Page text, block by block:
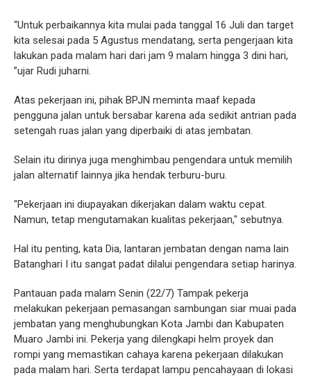
“Untuk perbaikannya kita mulai pada tanggal 16 Juli dan target
kita selesai pada 5 Agustus mendatang, serta pengerjaan kita
lakukan pada malam hari dari jam 9 malam hingga 3 dini hari,
”ujar Rudi juharni.
Atas pekerjaan ini, pihak BPJN meminta maaf kepada
pengguna jalan untuk bersabar karena ada sedikit antrian pada
setengah ruas jalan yang diperbaiki di atas jembatan.
Selain itu dirinya juga menghimbau pengendara untuk memilih
jalan alternatif lainnya jika hendak terburu-buru.
"Pekerjaan ini diupayakan dikerjakan dalam waktu cepat.
Namun, tetap mengutamakan kualitas pekerjaan," sebutnya.
Hal itu penting, kata Dia, lantaran jembatan dengan nama lain
Batanghari I itu sangat padat dilalui pengendara setiap harinya.
Pantauan pada malam Senin (22/7) Tampak pekerja
melakukan pekerjaan pemasangan sambungan siar muai pada
jembatan yang menghubungkan Kota Jambi dan Kabupaten
Muaro Jambi ini. Pekerja yang dilengkapi helm proyek dan
rompi yang memastikan cahaya karena pekerjaan dilakukan
pada malam hari. Serta terdapat lampu pencahayaan di lokasi